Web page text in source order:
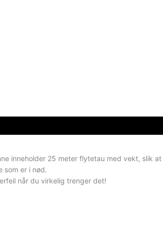
inneholder 25 meter flytetau med vekt, slik
som er i nød.
når du virkelig trenger det!